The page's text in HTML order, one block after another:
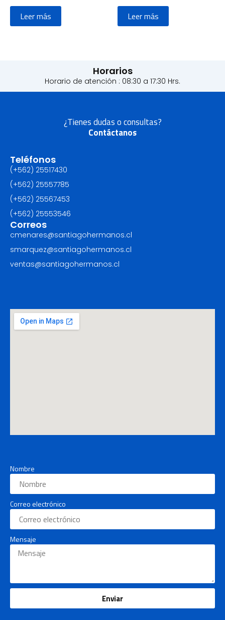
Leer más Leer más
Horarios
Horario de atención : 08:30 a 17:30 Hrs.
¿Tienes dudas o consultas?
Contáctanos
Teléfonos
(+562) 25517430‬
(+562) 25557785
(+562) 25567453‬
(+562) ‪25553546
Correos
cmenares@santiagohermanos.cl
smarquez@santiagohermanos.cl
ventas@santiagohermanos.cl
Nombre
Correo electrónico
Mensaje
Enviar